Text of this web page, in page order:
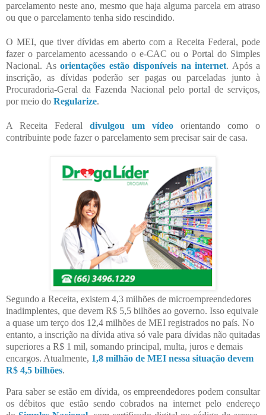
parcelamento neste ano, mesmo que haja alguma parcela em atraso
ou que o parcelamento tenha sido rescindido.
O MEI, que tiver dívidas em aberto com a Receita Federal, pode
fazer o parcelamento acessando o e-CAC ou o Portal do Simples
Nacional. As orientações estão disponíveis na internet. Após a
inscrição, as dívidas poderão ser pagas ou parceladas junto à
Procuradoria-Geral da Fazenda Nacional pelo portal de serviços,
por meio do Regularize.
A Receita Federal divulgou um vídeo orientando como o
contribuinte pode fazer o parcelamento sem precisar sair de casa.
Segundo a Receita, existem 4,3 milhões de microempreendedores
inadimplentes, que devem R$ 5,5 bilhões ao governo. Isso equivale
a quase um terço dos 12,4 milhões de MEI registrados no país. No
entanto, a inscrição na dívida ativa só vale para dívidas não quitadas
superiores a R$ 1 mil, somando principal, multa, juros e demais
encargos. Atualmente, 1,8 milhão de MEI nessa situação devem
R$ 4,5 bilhões.
Para saber se estão em dívida, os empreendedores podem consultar
os débitos que estão sendo cobrados na internet pelo endereço